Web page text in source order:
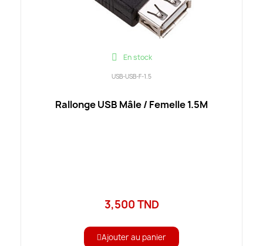
En stock
USB-USB-F-1.5
Rallonge USB Mâle / Femelle 1.5M
3,500 TND
Ajouter au panier